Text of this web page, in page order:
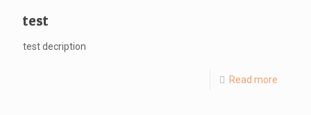
test
test decription
Read more